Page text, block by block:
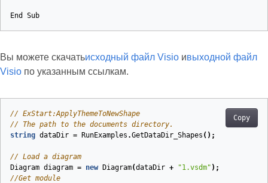
End Sub
Вы можете скачатьисходный файл Visio ивыходной файл
Visio по указанным ссылкам.
Copy
// ExStart:ApplyThemeToNewShape
// The path to the documents directory.
string dataDir = RunExamples .GetDataDir_Shapes ();
// Load a diagram
Diagram diagram = new Diagram(dataDir + "1.vsdm" );
//Get module